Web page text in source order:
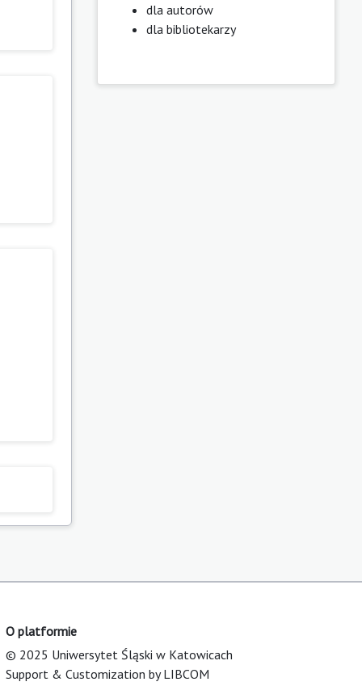
dla autorów
dla bibliotekarzy
O platformie
© 2025 Uniwersytet Śląski w Katowicach
Support & Customization by LIBCOM